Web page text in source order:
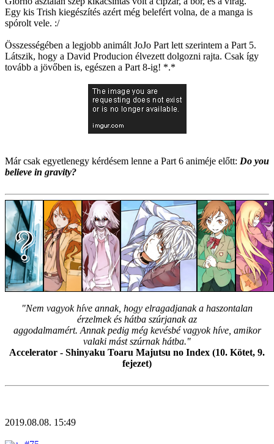
Egy kis Trish kiegészítés azért még belefért volna, de a manga is
spórolt vele. :/
Összességében a legjobb animált JoJo Part lett szerintem a Part 5.
Látszik, hogy a David Producion élvezett dolgozni rajta. Csak így
tovább a jövőben is, egészen a Part 8-ig! *.*
Már csak egyetlenegy kérdésem lenne a Part 6 animéje előtt: Do you
believe in gravity?
"Nem vagyok híve annak, hogy elragadjanak a haszontalan
érzelmek és hátba szúrjanak az
aggodalmamért. Annak pedig még kevésbé vagyok híve, amikor
valaki mást szúrnak hátba."
Accelerator - Shinyaku Toaru Majutsu no Index (10. Kötet, 9.
fejezet)
2019.08.08. 15:49